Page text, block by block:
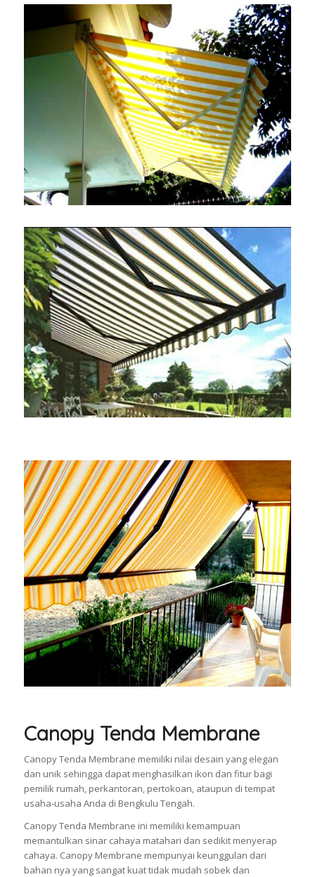
Canopy Tenda Membrane
Canopy Tenda Membrane memiliki nilai desain yang elegan
dan unik sehingga dapat menghasilkan ikon dan fitur bagi
pemilik rumah, perkantoran, pertokoan, ataupun di tempat
usaha-usaha Anda di Bengkulu Tengah.
Canopy Tenda Membrane ini memiliki kemampuan
memantulkan sinar cahaya matahari dan sedikit menyerap
cahaya. Canopy Membrane mempunyai keunggulan dari
bahan nya yang sangat kuat tidak mudah sobek dan